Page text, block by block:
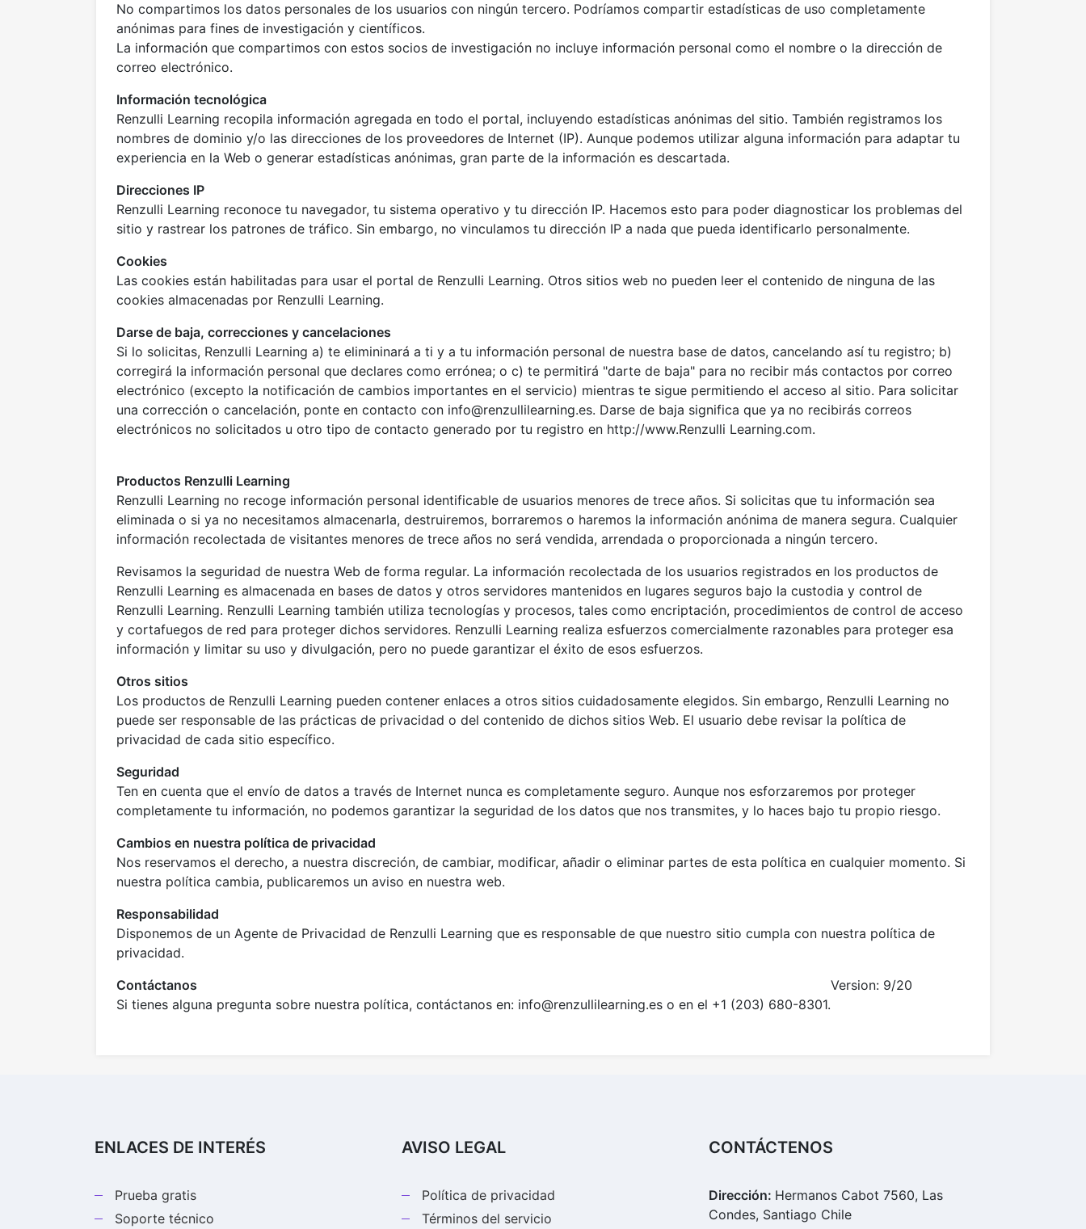
No compartimos los datos personales de los usuarios con ningún tercero. Podríamos compartir estadísticas de uso completamente
anónimas para fines de investigación y científicos.
La información que compartimos con estos socios de investigación no incluye información personal como el nombre o la dirección de
correo electrónico.
Información tecnológica
Renzulli Learning recopila información agregada en todo el portal, incluyendo estadísticas anónimas del sitio. También registramos los
nombres de dominio y/o las direcciones de los proveedores de Internet (IP). Aunque podemos utilizar alguna información para adaptar tu
experiencia en la Web o generar estadísticas anónimas, gran parte de la información es descartada.
Direcciones IP
Renzulli Learning reconoce tu navegador, tu sistema operativo y tu dirección IP. Hacemos esto para poder diagnosticar los problemas del
sitio y rastrear los patrones de tráfico. Sin embargo, no vinculamos tu dirección IP a nada que pueda identificarlo personalmente.
Cookies
Las cookies están habilitadas para usar el portal de Renzulli Learning. Otros sitios web no pueden leer el contenido de ninguna de las
cookies almacenadas por Renzulli Learning.
Darse de baja, correcciones y cancelaciones
Si lo solicitas, Renzulli Learning a) te elimininará a ti y a tu información personal de nuestra base de datos, cancelando así tu registro; b)
corregirá la información personal que declares como errónea; o c) te permitirá "darte de baja" para no recibir más contactos por correo
electrónico (excepto la notificación de cambios importantes en el servicio) mientras te sigue permitiendo el acceso al sitio. Para solicitar
una corrección o cancelación, ponte en contacto con info@renzullilearning.es. Darse de baja significa que ya no recibirás correos
electrónicos no solicitados u otro tipo de contacto generado por tu registro en http://www.Renzulli Learning.com.
Productos Renzulli Learning
Renzulli Learning no recoge información personal identificable de usuarios menores de trece años. Si solicitas que tu información sea
eliminada o si ya no necesitamos almacenarla, destruiremos, borraremos o haremos la información anónima de manera segura. Cualquier
información recolectada de visitantes menores de trece años no será vendida, arrendada o proporcionada a ningún tercero.
Revisamos la seguridad de nuestra Web de forma regular. La información recolectada de los usuarios registrados en los productos de
Renzulli Learning es almacenada en bases de datos y otros servidores mantenidos en lugares seguros bajo la custodia y control de
Renzulli Learning. Renzulli Learning también utiliza tecnologías y procesos, tales como encriptación, procedimientos de control de acceso
y cortafuegos de red para proteger dichos servidores. Renzulli Learning realiza esfuerzos comercialmente razonables para proteger esa
información y limitar su uso y divulgación, pero no puede garantizar el éxito de esos esfuerzos.
Otros sitios
Los productos de Renzulli Learning pueden contener enlaces a otros sitios cuidadosamente elegidos. Sin embargo, Renzulli Learning no
puede ser responsable de las prácticas de privacidad o del contenido de dichos sitios Web. El usuario debe revisar la política de
privacidad de cada sitio específico.
Seguridad
Ten en cuenta que el envío de datos a través de Internet nunca es completamente seguro. Aunque nos esforzaremos por proteger
completamente tu información, no podemos garantizar la seguridad de los datos que nos transmites, y lo haces bajo tu propio riesgo.
Cambios en nuestra política de privacidad
Nos reservamos el derecho, a nuestra discreción, de cambiar, modificar, añadir o eliminar partes de esta política en cualquier momento. Si
nuestra política cambia, publicaremos un aviso en nuestra web.
Responsabilidad
Disponemos de un Agente de Privacidad de Renzulli Learning que es responsable de que nuestro sitio cumpla con nuestra política de
privacidad.
Contáctanos
Si tienes alguna pregunta sobre nuestra política, contáctanos en: info@renzullilearning.es o en el +1 (203) 680-8301.
Version: 9/20
ENLACES DE INTERÉS
Prueba gratis
Soporte técnico
AVISO LEGAL
Política de privacidad
Términos del servicio
CONTÁCTENOS
Dirección: Hermanos Cabot 7560, Las
Condes, Santiago Chile